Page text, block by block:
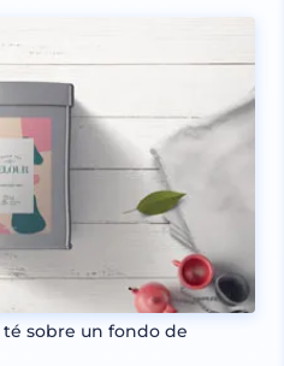
sobre un fondo de